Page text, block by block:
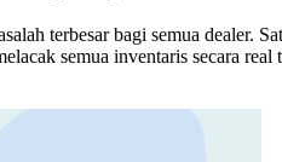
terbesar bagi semua dealer.
semua inventaris secara